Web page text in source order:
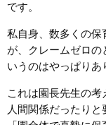
です。
私自身、数多くの保
が、クレームゼロの
いうのはやっぱりあ
これは園長先生の考
人間関係だったりと